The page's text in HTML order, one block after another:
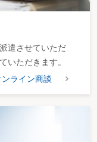
遣させていただ
いただきます。
ンライン商談